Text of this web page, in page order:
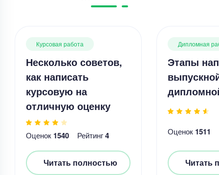
Курсовая работа
Несколько советов,
как написать
курсовую на
отличную оценку
Оценок 1540 Рейтинг4
Читать полностью
Дипломная
Этапы
Оценок 1511
Читать